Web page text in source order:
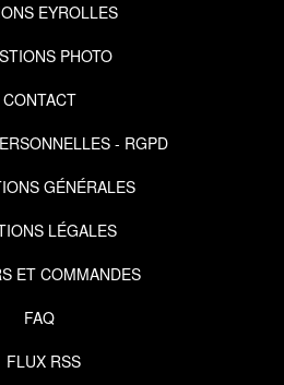
EYROLLES
PHOTO
CONTACT
- RGPD
GÉNÉRALES
LÉGALES
ET COMMANDES
FAQ
FLUX RSS